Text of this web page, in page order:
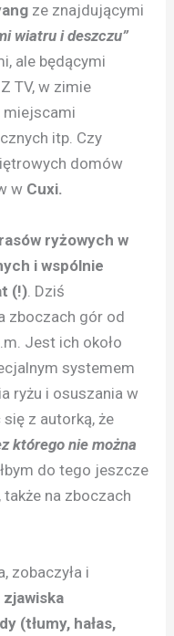
ze znajdującymi
wiatru i deszczu”
ale będącymi
TV, w zimie
miejscami
itp. Czy
domów
w Cuxi.
ryżowych w
i wspólnie
(!). Dziś
zboczach gór od
Jest ich około
systemem
ryżu i osuszania w
z autorką, że
którego nie można
do tego jeszcze
na zboczach
zobaczyła i
(tłumy, hałas,